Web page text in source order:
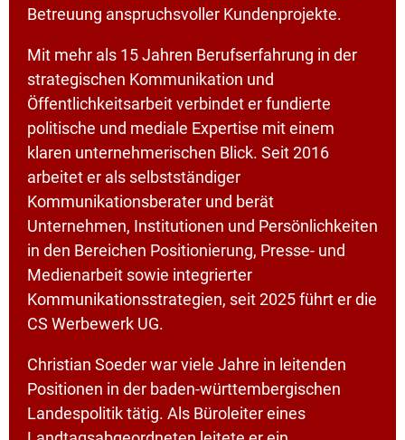
Betreuung anspruchsvoller Kundenprojekte.
Mit mehr als 15 Jahren Berufserfahrung in der
strategischen Kommunikation und
Öffentlichkeitsarbeit verbindet er fundierte
politische und mediale Expertise mit einem
klaren unternehmerischen Blick. Seit 2016
arbeitet er als selbstständiger
Kommunikationsberater und berät
Unternehmen, Institutionen und Persönlichkeiten
in den Bereichen Positionierung, Presse- und
Medienarbeit sowie integrierter
Kommunikationsstrategien, seit 2025 führt er die
CS Werbewerk UG.
Christian Soeder war viele Jahre in leitenden
Positionen in der baden-württembergischen
Landespolitik tätig. Als Büroleiter eines